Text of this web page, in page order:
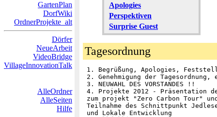
GartenPlan
DorfWiki
OrdnerProjekte_alt
Dörfer
NeueArbeit
VideoBridge
VillageInnovationTalk
AlleOrdner
AlleSeiten
Hilfe
Apologies
Perspektiven
Surprise Guest
Tagesordnung
1. Begrüßung, Apologies,
2. Genehmigung der
3. NEUWAHL DES VORSTANDES !!
4. Projekte 2012 - Präsentation
zum projekt "Zero Carbon Tour"
Teilnahme des Schnittpunkt
und Lokale Entwicklung